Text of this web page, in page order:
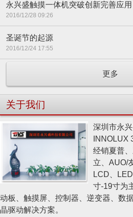
永兴盛触摸一体机突破创新完善应用
2016/12/28 09:26
圣诞节的起源
2016/12/24 17:55
更多
关于我们
深圳市永
INNOLUX
经销夏普
立、AUO/
LCD、
寸-19寸为
动板、触摸屏、控制器、逆变器、数
晶驱动解决方案。